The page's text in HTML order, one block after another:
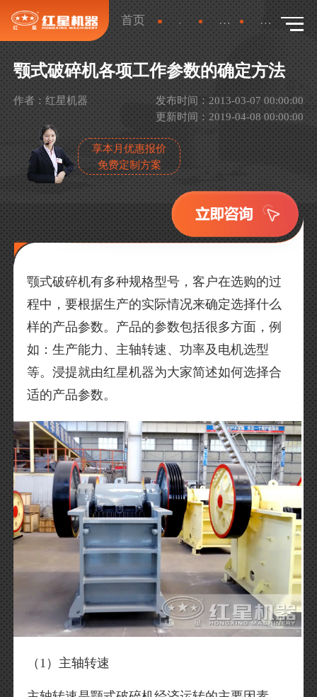
首页 新闻 产品新闻 详情
颚式破碎机各项工作参数的确定方法
作者：红星机器
发布时间：2013-03-07 00:00:00
更新时间：2019-04-08 00:00:00
享本月优惠报价
免费定制方案
颚式破碎机有多种规格型号，客户在选购的过
程中，要根据生产的实际情况来确定选择什么
样的产品参数。产品的参数包括很多方面，例
如：生产能力、主轴转速、功率及电机选型
等。浸提就由红星机器为大家简述如何选择合
适的产品参数。
（1）主轴转速